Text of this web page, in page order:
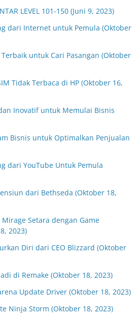
LEVEL 101-150 (Juni 9, 2023)
dari Internet untuk Pemula (Oktober
untuk Cari Pasangan (Oktober
Tidak Terbaca di HP (Oktober 16,
Inovatif untuk Memulai Bisnis
Bisnis untuk Optimalkan Penjualan
dari YouTube Untuk Pemula
dari Bethseda (Oktober 18,
Mirage Setara dengan Game
2023)
Diri dari CEO Blizzard (Oktober
di Remake (Oktober 18, 2023)
Update Driver (Oktober 18, 2023)
Ninja Storm (Oktober 18, 2023)